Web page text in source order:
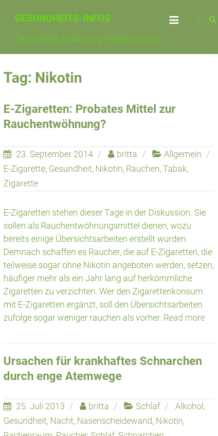
GESUNDHEITS-INFOS
Gesundheit, Ernährung, Fitness und Co.
Tag: Nikotin
E-Zigaretten: Probates Mittel zur
Rauchentwöhnung?
23. September 2014 britta
Allgemein
E-Zigarette, Gesundheit, Nikotin, Rauchen,Tabak,
Zigarette
E-Zigaretten stehen dieser Tage in der Diskussion. Sie
sollen als Rauchentwöhnungsmittel dienen, wozu
bereits einige Übersichtsarbeiten erstellt wurden.
Demnach schaffen es Raucher, die auf E-Zigaretten, die
teilweise sogar ohne Nikotin angeboten werden, setzen,
häufiger mehr als ein Jahr lang auf herkömmliche
Zigaretten zu verzichten. Wer den Zigarettenkonsum
mit E-Zigaretten ergänzt, soll den Übersichtsarbeiten
zufolge sogar weniger rauchen als vorher. Read more
Ursachen für krankhaftes Schnarchen
durch enge Atemwege
25. Juli 2013 britta Schlaf Alkohol ,
Gesundheit, Nacht, Nasenscheidewand, Nikotin,